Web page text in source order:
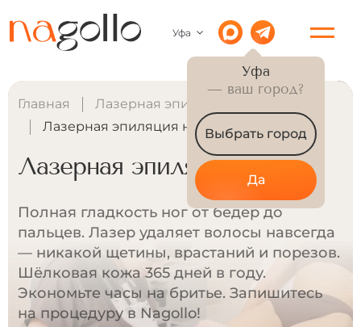
Уфа
Уфа
— ваш город?
Выбрать город
Да
Главная
Лазерная эпиляция для женщин
Лазерная эпиляция ног
Лазерная эпиляция ног
Полная гладкость ног от бёдер до
пальцев. Лазер удаляет волосы навсегда
— никакой щетины, врастаний и порезов.
Шёлковая кожа 365 дней в году.
Экономьте часы на бритье. Запишитесь
на процедуру в Nagollo!